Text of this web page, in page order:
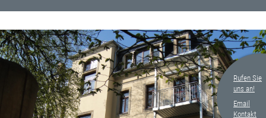
Rufen Sie
uns an!
Email
Kontakt